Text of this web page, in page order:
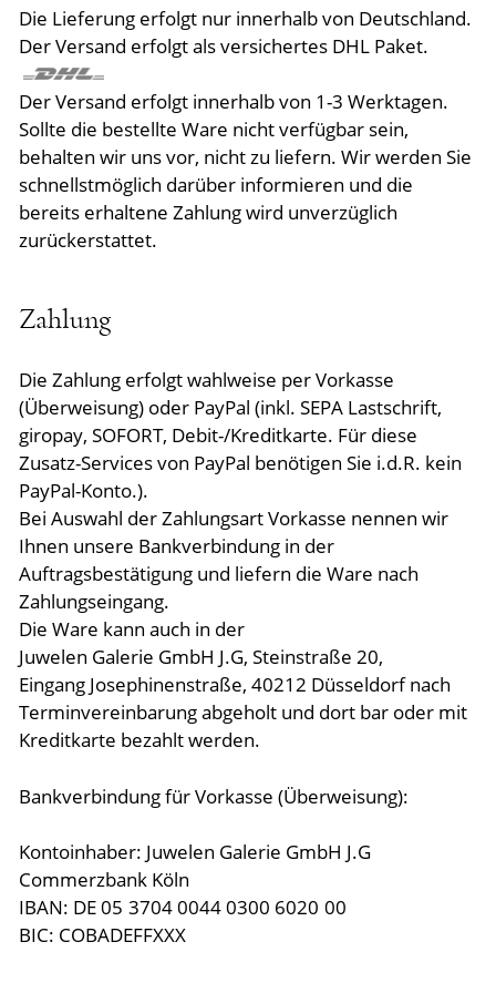
Die Lieferung erfolgt nur innerhalb von Deutschland.
Der Versand erfolgt als versichertes DHL Paket.
Der Versand erfolgt innerhalb von 1-3 Werktagen.
Sollte die bestellte Ware nicht verfügbar sein,
behalten wir uns vor, nicht zu liefern. Wir werden Sie
schnellstmöglich darüber informieren und die
bereits erhaltene Zahlung wird unverzüglich
zurückerstattet.
Zahlung
Die Zahlung erfolgt wahlweise per Vorkasse
(Überweisung) oder PayPal (inkl. SEPA Lastschrift,
giropay, SOFORT, Debit-/Kreditkarte. Für diese
Zusatz-Services von PayPal benötigen Sie i.d.R. kein
PayPal-Konto.).
Bei Auswahl der Zahlungsart Vorkasse nennen wir
Ihnen unsere Bankverbindung in der
Auftragsbestätigung und liefern die Ware nach
Zahlungseingang.
Die Ware kann auch in der
Juwelen Galerie GmbH J.G, Steinstraße 20,
Eingang Josephinenstraße, 40212 Düsseldorfnach
Terminvereinbarung abgeholt und dort bar oder mit
Kreditkarte bezahlt werden.
Bankverbindung für Vorkasse (Überweisung):
Kontoinhaber: Juwelen Galerie GmbH J.G
Commerzbank Köln
IBAN: DE05 370400440300 6020 00
BIC: COBADEFFXXX